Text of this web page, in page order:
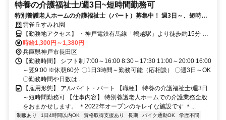
特養の介護福祉士/週3日~短時間勤務可
特別養護老人ホームの介護福祉士（パート）募集中！ 週3日～、短時間
勤務OK＊送迎バスありで通勤しやすい＊
雲雀丘すみれ園
【勤務地アクセス】 ・神戸電鉄有馬線「鵯越駅」より徒歩約15分 ・
各線「新開地駅」より車で約13分 ＼「高速長田駅」から送迎バスあ
り／ 〇車・バイク・自転車通勤OK（無料駐車場あり）
時給1,300円～1,380円
兵庫県神戸市長田区
【勤務時間】 シフト制 7:00～16:00 8:30～17:30 11:00～20:00 16:00
～翌9:00 ※休憩60分 〇1日3時間～勤務可能（応相談） 〇週3日～OK
〇勤務時間や日数は...
【雇用形態】 アルバイト・パート 【職種】 特養の介護福祉士/週3日
～短時間勤務可 【仕事内容】 特別養護老人ホームでの介護業務全般
をおまかせします。 ＊2022年オープンのキレイな施設です ＊...
制服あり 1日4時間以内OK 資格取得支援あり 長期 バイク通勤OK
学歴不問